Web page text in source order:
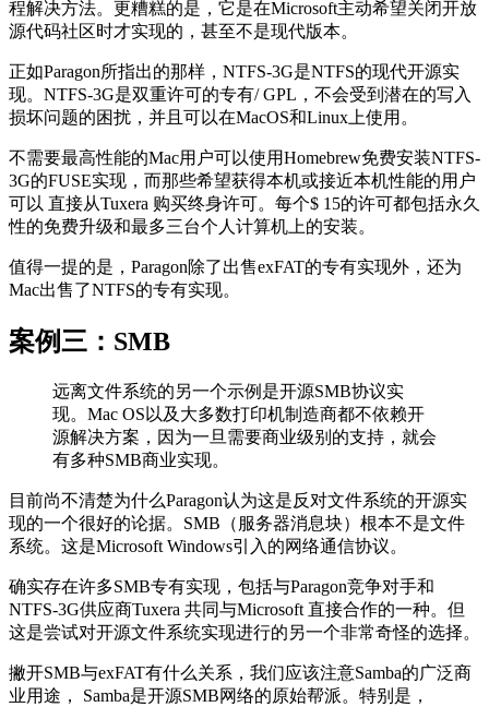
程解决方法。更糟糕的是，它是在Microsoft主动希望关闭开放
源代码社区时才实现的，甚至不是现代版本。
正如Paragon所指出的那样，NTFS-3G是NTFS的现代开源实
现。NTFS-3G是双重许可的专有/ GPL，不会受到潜在的写入
损坏问题的困扰，并且可以在MacOS和Linux上使用。
不需要最高性能的Mac用户可以使用Homebrew免费安装NTFS-
3G的FUSE实现，而那些希望获得本机或接近本机性能的用户
可以 直接从Tuxera 购买终身许可。每个$ 15的许可都包括永久
性的免费升级和最多三台个人计算机上的安装。
值得一提的是，Paragon除了出售exFAT的专有实现外，还为
Mac出售了NTFS的专有实现。
案例三：SMB
远离文件系统的另一个示例是开源SMB协议实
现。Mac OS以及大多数打印机制造商都不依赖开
源解决方案，因为一旦需要商业级别的支持，就会
有多种SMB商业实现。
目前尚不清楚为什么Paragon认为这是反对文件系统的开源实
现的一个很好的论据。SMB（服务器消息块）根本不是文件
系统。这是Microsoft Windows引入的网络通信协议。
确实存在许多SMB专有实现，包括与Paragon竞争对手和
NTFS-3G供应商Tuxera 共同与Microsoft 直接合作的一种。但
这是尝试对开源文件系统实现进行的另一个非常奇怪的选择。
撇开SMB与exFAT有什么关系，我们应该注意Samba的广泛商
业用途， Samba是开源SMB网络的原始帮派。特别是，